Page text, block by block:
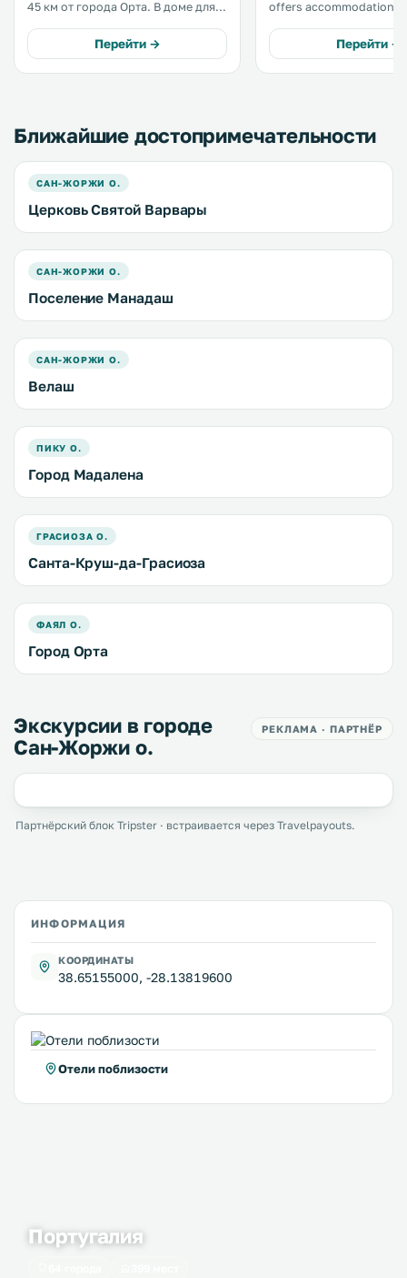
45 км от города Орта. В доме для
гостей полотенца, постельное
белье и кухня. .
Перейти →
offers accommodation
with cable channels. .
Перейти →
Ближайшие достопримечательности
САН-ЖОРЖИ О.
Церковь Святой Варвары
САН-ЖОРЖИ О.
Поселение Манадаш
САН-ЖОРЖИ О.
Велаш
ПИКУ О.
Город Мадалена
ГРАСИОЗА О.
Санта-Круш-да-Грасиоза
ФАЯЛ О.
Город Орта
Экскурсии в городе
Сан-Жоржи о.
РЕКЛАМА · ПАРТНЁР
Партнёрский блок Tripster · встраивается через Travelpayouts.
ИНФОРМАЦИЯ
КООРДИНАТЫ
38.65155000, -28.13819600
Отели поблизости
Португалия